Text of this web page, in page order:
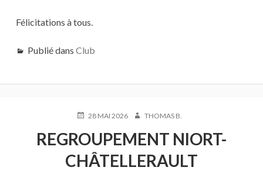
Félicitations à tous.
Publié dans Club
PUBLIÉ28 MAI 2026 AUTEUR
THOMAS B.
REGROUPEMENT NIORT-
CHÂTELLERAULT